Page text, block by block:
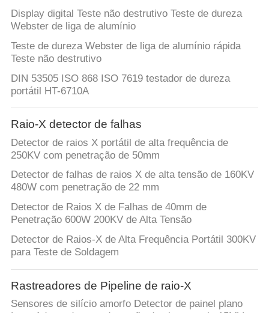
Display digital Teste não destrutivo Teste de dureza
Webster de liga de alumínio
Teste de dureza Webster de liga de alumínio rápida
Teste não destrutivo
DIN 53505 ISO 868 ISO 7619 testador de dureza
portátil HT-6710A
Raio-X detector de falhas
Detector de raios X portátil de alta frequência de
250KV com penetração de 50mm
Detector de falhas de raios X de alta tensão de 160KV
480W com penetração de 22 mm
Detector de Raios X de Falhas de 40mm de
Penetração 600W 200KV de Alta Tensão
Detector de Raios-X de Alta Frequência Portátil 300KV
para Teste de Soldagem
Rastreadores de Pipeline de raio-X
Sensores de silício amorfo Detector de painel plano